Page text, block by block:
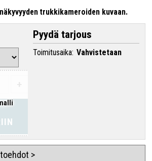
trukkikameroiden kuvaan.
Pyydä tarjous
Toimitusaika: Vahvistetaan
>